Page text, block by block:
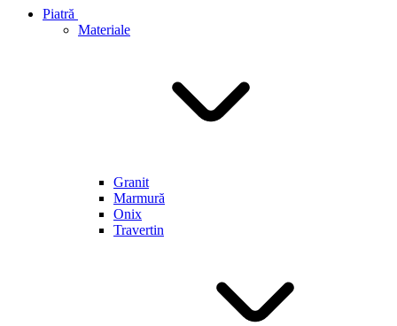
Piatră
Materiale
Granit
Marmură
Onix
Travertin